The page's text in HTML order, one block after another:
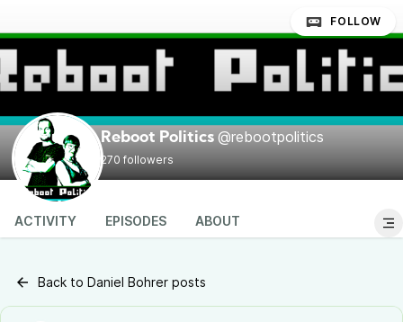
Reboot Politics @rebootpolitics
270 followers
FOLLOW
ACTIVITY EPISODES ABOUT
Back to Daniel Bohrer posts